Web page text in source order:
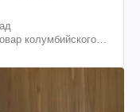
колумбийского